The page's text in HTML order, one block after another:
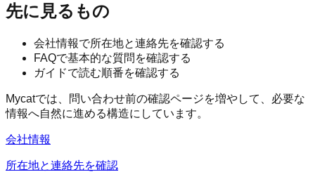
先に見るもの
会社情報で所在地と連絡先を確認する
FAQで基本的な質問を確認する
ガイドで読む順番を確認する
Mycatでは、問い合わせ前の確認ページを増やして、必要な
情報へ自然に進める構造にしています。
会社情報
所在地と連絡先を確認